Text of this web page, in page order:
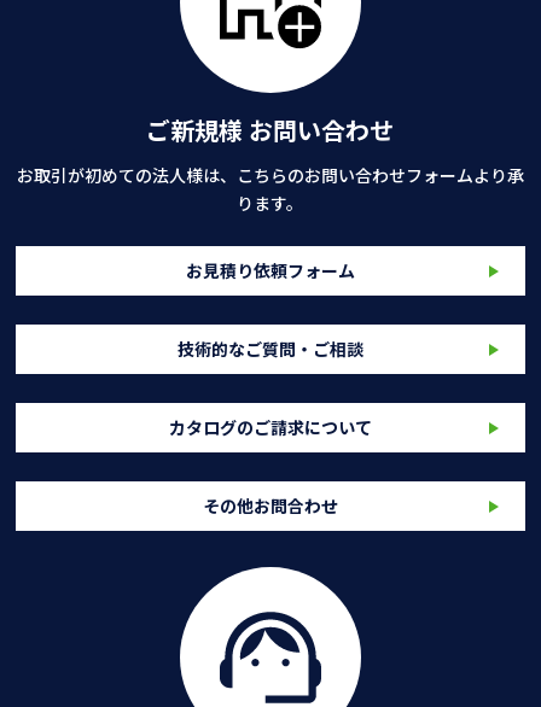
ご新規様 お問い合わせ
お取引が初めての法人様は、こちらのお問い合わせフォームより承
ります。
お見積り依頼フォーム
技術的なご質問・ご相談
カタログのご請求について
その他お問合わせ